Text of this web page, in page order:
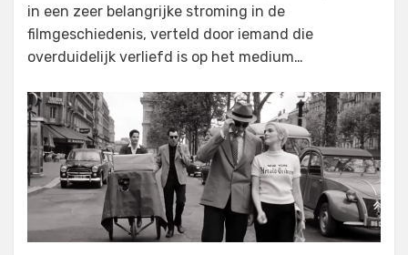
in een zeer belangrijke stroming in de
filmgeschiedenis, verteld door iemand die
overduidelijk verliefd is op het medium…